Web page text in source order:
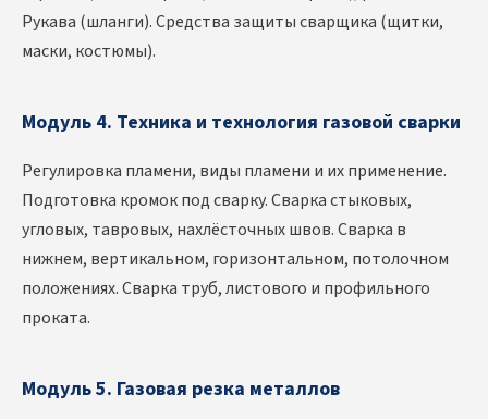
Рукава (шланги). Средства защиты сварщика (щитки,
маски, костюмы).
Модуль 4. Техника и технология газовой сварки
Регулировка пламени, виды пламени и их применение.
Подготовка кромок под сварку. Сварка стыковых,
угловых, тавровых, нахлёсточных швов. Сварка в
нижнем, вертикальном, горизонтальном, потолочном
положениях. Сварка труб, листового и профильного
проката.
Модуль 5. Газовая резка металлов